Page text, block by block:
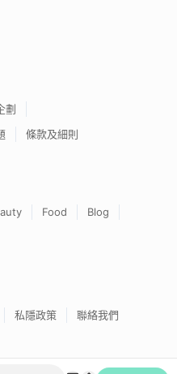
劃
條款及細則
Food
Blog
私隱政策 聯絡我們